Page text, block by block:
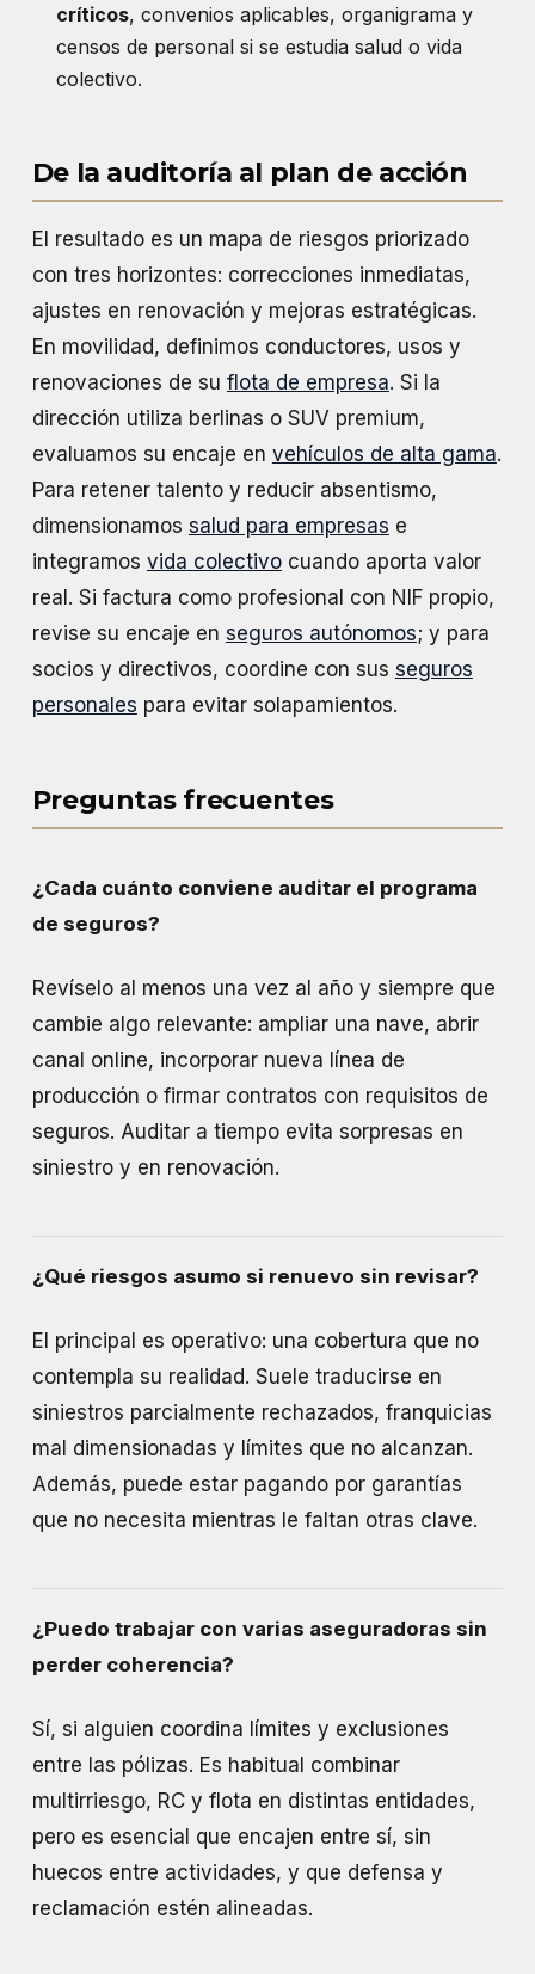
críticos, convenios aplicables, organigrama y
censos de personal si se estudia salud o vida
colectivo.
De la auditoría al plan de acción
El resultado es un mapa de riesgos priorizado
con tres horizontes: correcciones inmediatas,
ajustes en renovación y mejoras estratégicas.
En movilidad, definimos conductores, usos y
renovaciones de su flota de empresa. Si la
dirección utiliza berlinas o SUV premium,
evaluamos su encaje en vehículos de alta gama.
Para retener talento y reducir absentismo,
dimensionamos salud para empresas e
integramos vida colectivocuando aporta valor
real. Si factura como profesional con NIF propio,
revise su encaje en seguros autónomos; y para
socios y directivos, coordine con sus seguros
personales para evitar solapamientos.
Preguntas frecuentes
¿Cada cuánto conviene auditar el programa
de seguros?
Revíselo al menos una vez al año y siempre que
cambie algo relevante: ampliar una nave, abrir
canal online, incorporar nueva línea de
producción o firmar contratos con requisitos de
seguros. Auditar a tiempo evita sorpresas en
siniestro y en renovación.
¿Qué riesgos asumo si renuevo sin revisar?
El principal es operativo: una cobertura que no
contempla su realidad. Suele traducirse en
siniestros parcialmente rechazados, franquicias
mal dimensionadas y límites que no alcanzan.
Además, puede estar pagando por garantías
que no necesita mientras le faltan otras clave.
¿Puedo trabajar con varias aseguradoras sin
perder coherencia?
Sí, si alguien coordina límites y exclusiones
entre las pólizas. Es habitual combinar
multirriesgo, RC y flota en distintas entidades,
pero es esencial que encajen entre sí, sin
huecos entre actividades, y que defensa y
reclamación estén alineadas.